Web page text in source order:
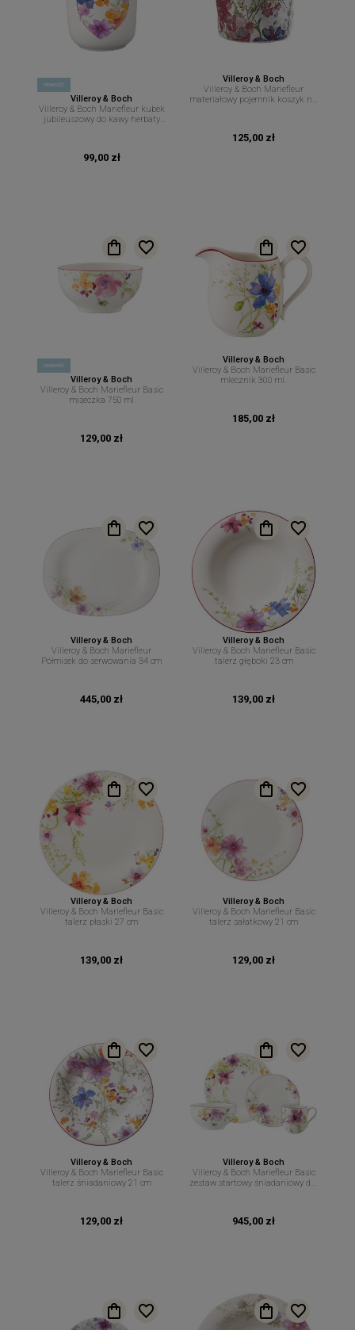
nowość
Villeroy & Boch
Villeroy & Boch Mariefleur kubek
jubileuszowy do kawy herbaty
99,00 zł
Villeroy & Boch
Villeroy & Boch Mariefleur
materiałowy pojemnik koszyk na
125,00 zł
nowość
Villeroy & Boch
Villeroy & Boch Mariefleur Basic
miseczka 750 ml
129,00 zł
Villeroy & Boch
Villeroy & Boch Mariefleur Basic
mlecznik 300 ml.
185,00 zł
Villeroy & Boch
Villeroy & Boch Mariefleur
Półmisek do serwowania 34 cm
445,00 zł
Villeroy & Boch
Villeroy & Boch Mariefleur Basic
talerz głęboki 23 cm
139,00 zł
Villeroy & Boch
Villeroy & Boch Mariefleur Basic
talerz płaski 27 cm
139,00 zł
Villeroy & Boch
Villeroy & Boch Mariefleur Basic
talerz sałatkowy 21 cm
129,00 zł
Villeroy & Boch
Villeroy & Boch Mariefleur Basic
talerz śniadaniowy 21 cm
129,00 zł
Villeroy & Boch
Villeroy & Boch Mariefleur Basic
zestaw startowy śniadaniowy dla
945,00 zł